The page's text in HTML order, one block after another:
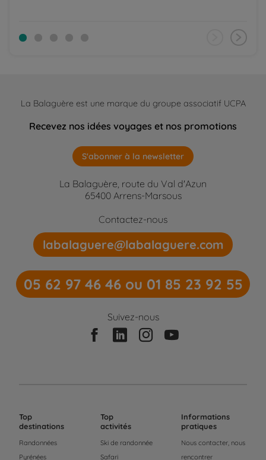
La Balaguère est une marque du groupe associatif UCPA
Recevez nos idées voyages et nos promotions
S'abonner à la newsletter
La Balaguère, route du Val d'Azun
65400 Arrens-Marsous
Contactez-nous
labalaguere@labalaguere.com
05 62 97 46 46 ou 01 85 23 92 55
Suivez-nous
Top
destinations
Randonnées
Pyrénées
Top
activités
Ski de randonnée
Safari
Informations
pratiques
Nous contacter, nous
rencontrer